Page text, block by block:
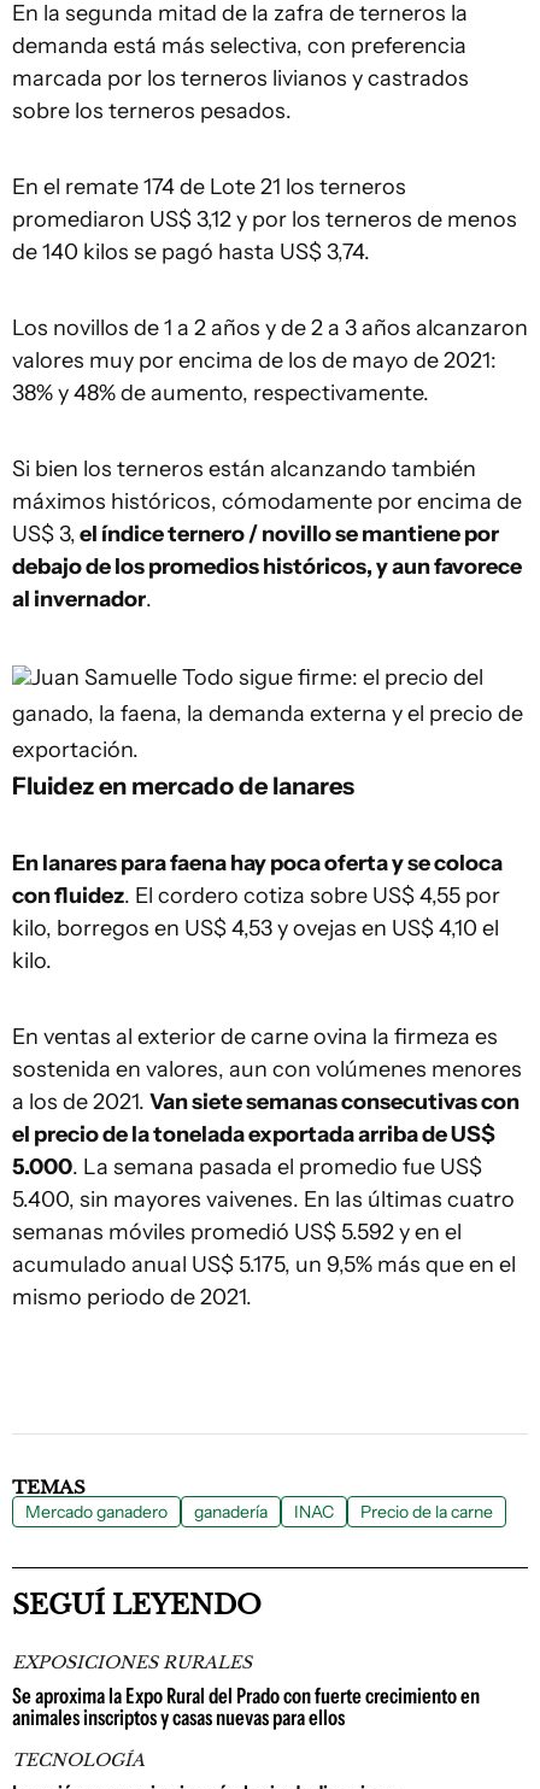
En la segunda mitad de la zafra de terneros la
demanda está más selectiva, con preferencia
marcada por los terneros livianos y castrados
sobre los terneros pesados.
En el remate 174 de Lote 21 los terneros
promediaron US$ 3,12 y por los terneros de menos
de 140 kilos se pagó hasta US$ 3,74.
Los novillos de 1 a 2 años y de 2 a 3 años alcanzaron
valores muy por encima de los de mayo de 2021:
38% y 48% de aumento, respectivamente.
Si bien los terneros están alcanzando también
máximos históricos, cómodamente por encima de
US$ 3,el índice ternero / novillo se mantiene por
debajo de los promedios históricos, y aun favorece
al invernador.
Juan SamuelleTodo sigue firme: el precio del
ganado, la faena, la demanda externa y el precio de
exportación.
Fluidez en mercado de lanares
En lanares para faena hay poca oferta y se coloca
con fluidez. El cordero cotiza sobre US$ 4,55 por
kilo, borregos en US$ 4,53 y ovejas en US$ 4,10 el
kilo.
En ventas al exterior de carne ovina la firmeza es
sostenida en valores, aun con volúmenes menores
a los de 2021. Van siete semanas consecutivas con
el precio de la tonelada exportada arriba de US$
5.000. La semana pasada el promedio fue US$
5.400, sin mayores vaivenes. En las últimas cuatro
semanas móviles promedió US$ 5.592 y en el
acumulado anual US$ 5.175, un 9,5% más que en el
mismo periodo de 2021.
TEMAS
Mercado ganadero ganadería INAC Precio de la carne
SEGUÍ LEYENDO
EXPOSICIONES RURALES
Se aproxima la Expo Rural del Prado con fuerte crecimiento en
animales inscriptos y casas nuevas para ellos
TECNOLOGÍA